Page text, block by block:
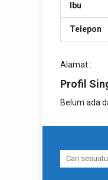
Ibu
Telepon
Alamat :
Profil
Belum ada